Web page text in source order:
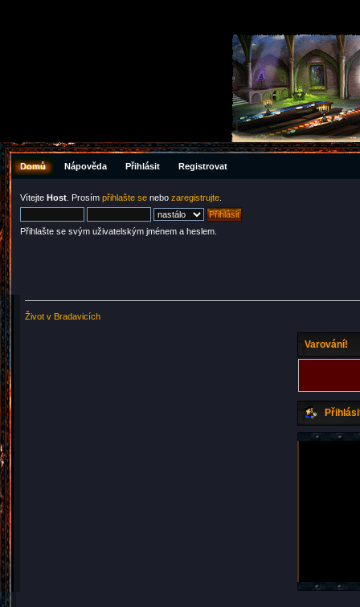
Domů Nápověda Přihlásit Registrovat
Vítejte Host . Prosím přihlašte se nebo zaregistrujte
Přihlašte se svým uživatelským jménem a heslem.
Život v Bradavicích
Varování!